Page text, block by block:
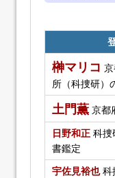
榊マリコ
所（科捜研）
土門薫 京都
日野和正 科捜
書鑑定
宇佐見裕也科